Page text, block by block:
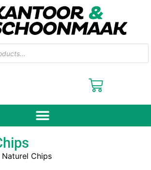
Naturel Chips